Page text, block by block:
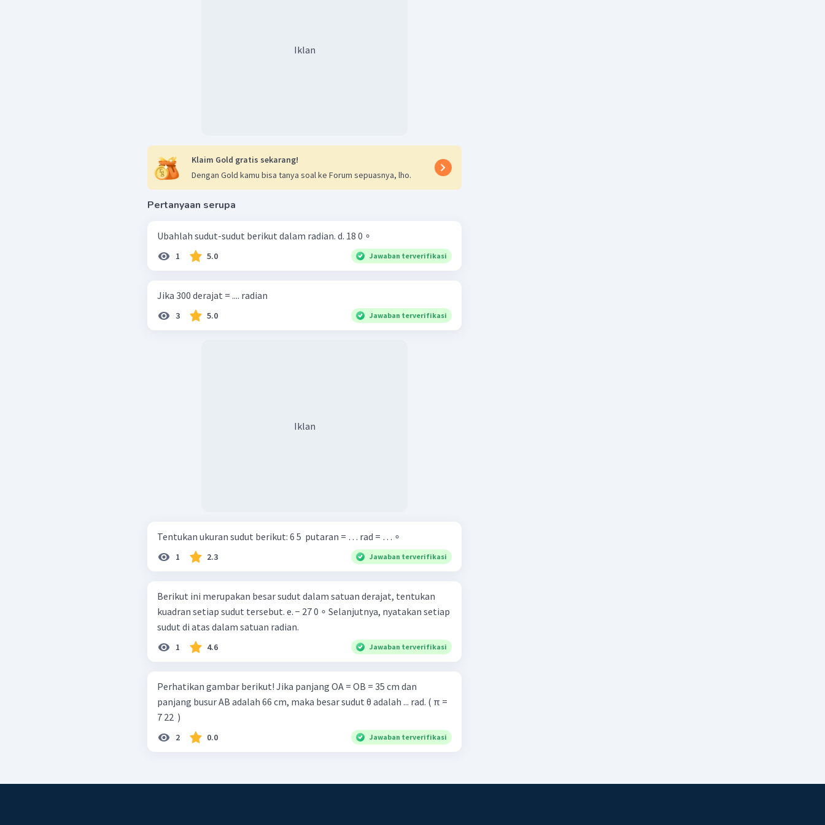
Iklan
Klaim Gold gratis sekarang!
Dengan Gold kamu bisa tanya soal ke Forum sepuasnya, lho.
Pertanyaan serupa
Ubahlah sudut-sudut berikut dalam radian. d. 18 0 ∘
1 5.0 Jawaban terverifikasi
Jika 300 derajat = .... radian
3 5.0 Jawaban terverifikasi
Iklan
Tentukan ukuran sudut berikut: 6 5 ​ putaran = … rad = … ∘
1 2.3 Jawaban terverifikasi
Berikut ini merupakan besar sudut dalam satuan derajat, tentukan
kuadran setiap sudut tersebut. e. − 27 0 ∘ Selanjutnya, nyatakan setiap
sudut di atas dalam satuan radian.
1 4.6 Jawaban terverifikasi
Perhatikan gambar berikut! Jika panjang OA = OB = 35 cm dan
panjang busur AB adalah 66 cm, maka besar sudut θ adalah ... rad. ( π =
7 22 ​ )
2 0.0 Jawaban terverifikasi